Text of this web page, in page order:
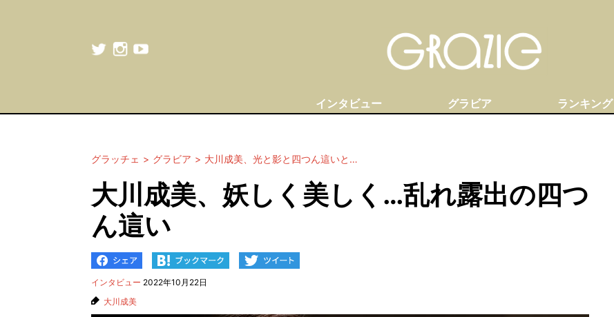
インタビュー グラビア ランキング
グラッチェ グラビア 大川成美、光と影と四つん這いと…
大川成美、妖しく美しく…乱れ露出の四つ
ん這い
インタビュー 2022年10月22日
大川成美